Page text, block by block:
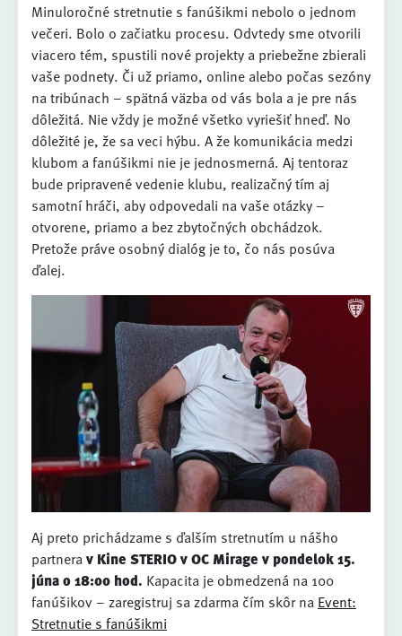
Minuloročné stretnutie s fanúšikmi nebolo o jednom
večeri. Bolo o začiatku procesu. Odvtedy sme otvorili
viacero tém, spustili nové projekty a priebežne zbierali
vaše podnety. Či už priamo, online alebo počas sezóny
na tribúnach – spätná väzba od vás bola a je pre nás
dôležitá. Nie vždy je možné všetko vyriešiť hneď. No
dôležité je, že sa veci hýbu. A že komunikácia medzi
klubom a fanúšikmi nie je jednosmerná. Aj tentoraz
bude pripravené vedenie klubu, realizačný tím aj
samotní hráči, aby odpovedali na vaše otázky –
otvorene, priamo a bez zbytočných obchádzok.
Pretože práve osobný dialóg je to, čo nás posúva
ďalej.
Aj preto prichádzame s ďalším stretnutím u nášho
partnerav Kine STERIO v OC Mirage vpondelok 15.
júna o 18:00 hod. Kapacita je obmedzená na 100
fanúšikov – zaregistruj sa zdarma čím skôr na Event:
Stretnutie s fanúšikmi